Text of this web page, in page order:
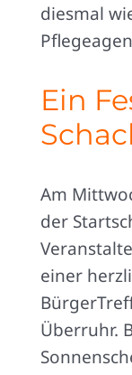
diesmal
Ein
Am
der
einer
Überruhr.